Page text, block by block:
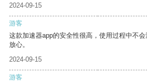
2024-09-15
游客
这款加速器app的安全性很高，使用过程中不
放心。
2024-09-15
游客